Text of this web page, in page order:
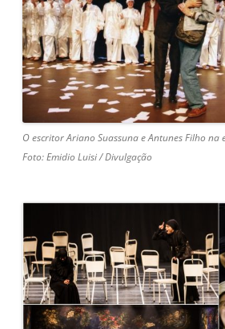
O escritor Ariano Suassuna e Antunes Filho na
Foto: Emidio Luisi / Divulgação